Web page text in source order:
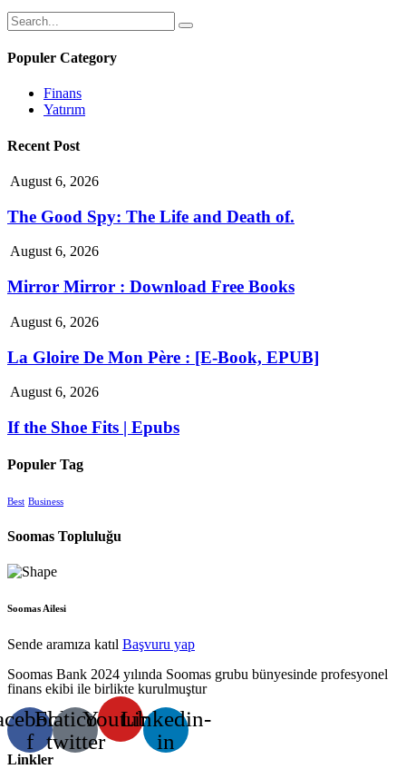
Populer Category
Finans
Yatırım
Recent Post
August 6, 2026
The Good Spy: The Life and Death of.
August 6, 2026
Mirror Mirror : Download Free Books
August 6, 2026
La Gloire De Mon Père : [E-Book, EPUB]
August 6, 2026
If the Shoe Fits | Epubs
Populer Tag
Best Business
Soomas Topluluğu
Soomas Ailesi
Sende aramıza katıl Başvuru yap
Soomas Bank 2024 yılında Soomas grubu bünyesinde profesyonel
finans ekibi ile birlikte kurulmuştur
f
Flaticon-
twitter
YoutubeLinkedin-
in
Linkler